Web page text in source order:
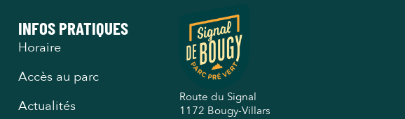
INFOS PRATIQUES
Horaire
Accès au parc
Actualités
Route du Signal
1172 Bougy-Villars